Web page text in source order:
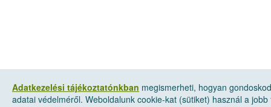
Adatkezelési tájékoztatónkban megismerheti, hogyan
adatai védelméről. Weboldalunk cookie-kat (sütiket) használ a